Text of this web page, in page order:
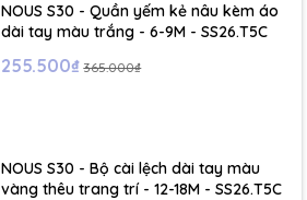
NOUS S30 - Quần yếm kẻ nâu kèm áo
dài tay màu trắng - 6-9M - SS26.T5C
255.500₫ 365.000₫
NOUS S30 - Bộ cài lệch dài tay màu
vàng thêu trang trí - 12-18M - SS26.T5C